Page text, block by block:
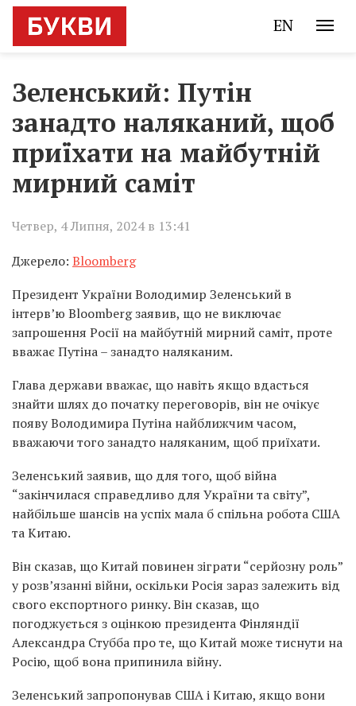
EN
Зеленський: Путін
занадто наляканий, щоб
приїхати на майбутній
мирний саміт
Четвер, 4 Липня, 2024 в 13:41
Джерело: Bloomberg
Президент України Володимир Зеленський в
інтерв’ю Bloomberg заявив, що не виключає
запрошення Росії на майбутній мирний саміт, проте
вважає Путіна – занадто наляканим.
Глава держави вважає, що навіть якщо вдасться
знайти шлях до початку переговорів, він не очікує
появу Володимира Путіна найближчим часом,
вважаючи того занадто наляканим, щоб приїхати.
Зеленський заявив, що для того, щоб війна
“закінчилася справедливо для України та світу”,
найбільше шансів на успіх мала б спільна робота США
та Китаю.
Він сказав, що Китай повинен зіграти “серйозну роль”
у розв’язанні війни, оскільки Росія зараз залежить від
свого експортного ринку. Він сказав, що
погоджується з оцінкою президента Фінляндії
Александра Стубба про те, що Китай може тиснути на
Росію, щоб вона припинила війну.
Зеленський запропонував США і Китаю, якщо вони